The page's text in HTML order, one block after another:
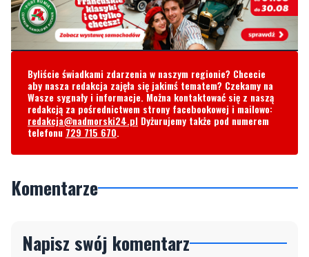
Byliście świadkami zdarzenia w naszym regionie? Chcecie
aby nasza redakcja zajęła się jakimś tematem? Czekamy na
Wasze sygnały i informacje. Można kontaktować się z naszą
redakcją za pośrednictwem strony facebookowej i mailowo:
redakcja@nadmorski24.pl Dyżurujemy także pod numerem
telefonu 729 715 670.
Komentarze
Napisz swój komentarz